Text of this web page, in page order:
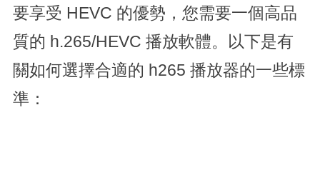
要享受 HEVC 的優勢，您需要一個高品
質的 h.265/HEVC 播放軟體。以下是有
關如何選擇合適的 h265 播放器的一些標
準：